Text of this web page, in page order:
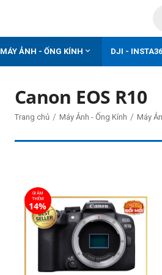
MÁY ẢNH - ỐNG KÍNH  DJI -
Canon EOS R10
Trang chủ / Máy Ảnh - Ống Kính / Máy
GIẢM
THÊM
14%